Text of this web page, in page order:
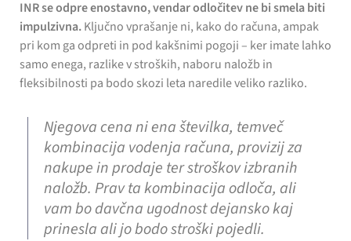
INR se odpre enostavno, vendar odločitev ne bi smela biti
impulzivna.Ključno vprašanje ni, kako do računa, ampak
pri kom ga odpreti in pod kakšnimi pogoji – ker imate lahko
samo enega, razlike v stroških, naboru naložb in
fleksibilnosti pa bodo skozi leta naredile veliko razliko.
Njegova cena ni ena številka, temveč
kombinacija vodenja računa, provizij za
nakupe in prodaje ter stroškov izbranih
naložb. Prav ta kombinacija odloča, ali
vam bo davčna ugodnost dejansko kaj
prinesla ali jo bodo stroški pojedli.